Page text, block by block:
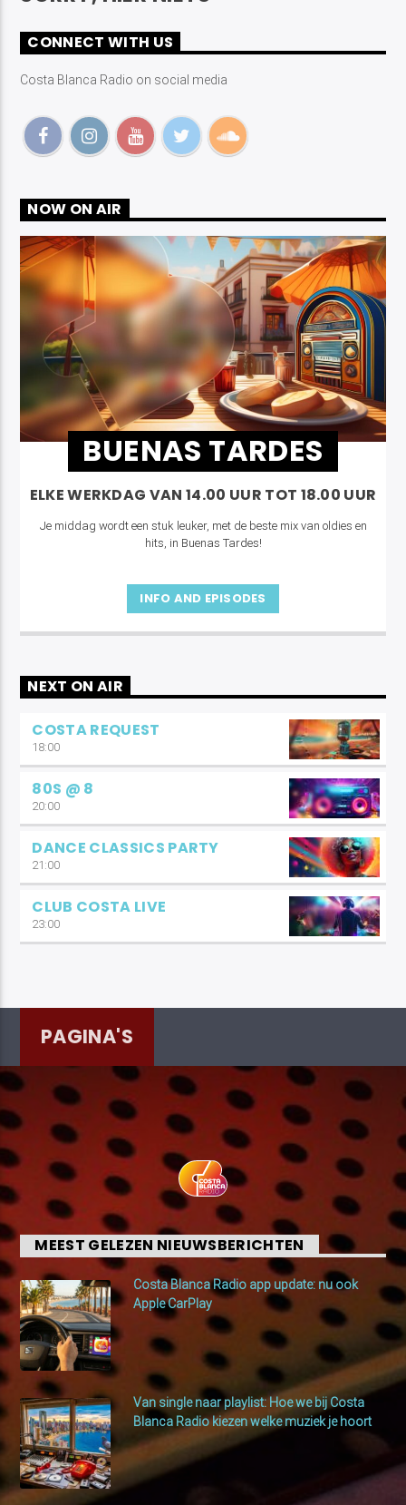
Costa Blanca Radio Live
CONNECT WITH US
Costa Blanca Radio on social media
NOW ON AIR
BUENAS TARDES
ELKE WERKDAG VAN 14.00 UUR TOT 18.00 UUR
Je middag wordt een stuk leuker, met de beste mix van oldies en
hits, in Buenas Tardes!
INFO AND EPISODES
NEXT ON AIR
COSTA REQUEST
18:00
80S @ 8
20:00
DANCE CLASSICS PARTY
21:00
CLUB COSTA LIVE
23:00
PAGINA'S
MEEST GELEZEN NIEUWSBERICHTEN
Costa Blanca Radio app update: nu ook
Apple CarPlay
Van single naar playlist: Hoe we bij Costa
Blanca Radio kiezen welke muziek je hoort